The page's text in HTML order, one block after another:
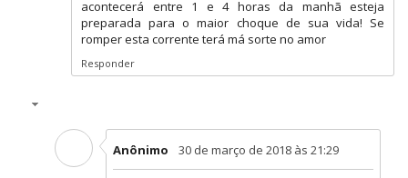
acontecerá entre 1 e 4 horas da manhã esteja
preparada para o maior choque de sua vida! Se
romper esta corrente terá má sorte no amor
Responder
Anônimo 30 de março de 2018 às 21:29